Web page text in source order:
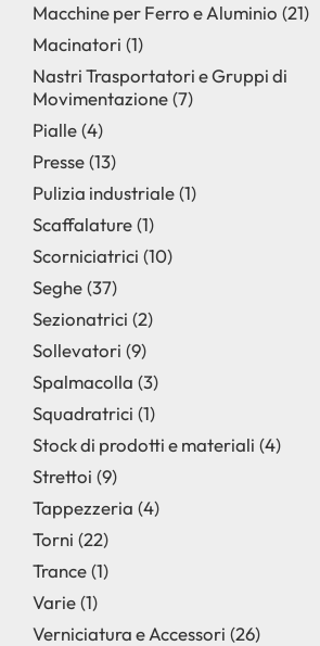
Macchine per Ferro e Aluminio 21
Macinatori 1
Nastri Trasportatori e Gruppi di
Movimentazione 7
Pialle 4
Presse 13
Pulizia industriale 1
Scaffalature 1
Scorniciatrici 10
Seghe 37
Sezionatrici 2
Sollevatori 9
Spalmacolla 3
Squadratrici 1
Stock di prodotti e materiali 4
Strettoi 9
Tappezzeria 4
Torni 22
Trance 1
Varie 1
Verniciatura e Accessori 26